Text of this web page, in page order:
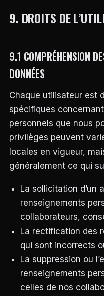
9. DROITS DE
9.1 COMPRÉHENSION
DONNÉES
Chaque utilisateur est
spécifiques
personnels que nous
privilèges peuvent
locales en vigueur,
généralement ce qui
La sollicitation d’un
renseignements
collaborateurs,
La rectification des
qui sont incorrects
La suppression ou
renseignements
celles de nos